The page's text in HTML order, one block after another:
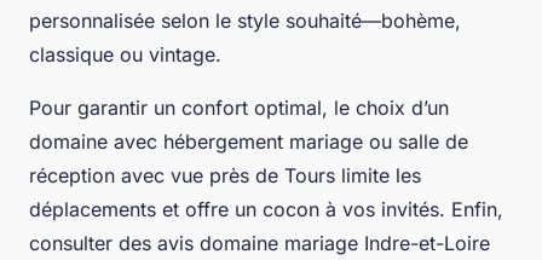
personnalisée selon le style souhaité—bohème,
classique ou vintage.
Pour garantir un confort optimal, le choix d’un
domaine avec hébergement mariage ou salle de
réception avec vue près de Tours limite les
déplacements et offre un cocon à vos invités. Enfin,
consulter des avis domaine mariage Indre-et-Loire